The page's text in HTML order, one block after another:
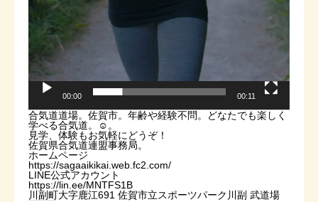
00:00 00:11
合気道道場。佐賀市。年齢や経験不問。どなたでも楽しく
学べる合気道。☺️。
見学、体験もお気軽にどうぞ！
佐賀県合気道連盟事務局。
ホームページ
https://sagaaikikai.web.fc2.com/
LINE公式アカウント
https://lin.ee/MNTFS1B
川副町大字鹿江691 佐賀市立スポーツパーク川副 武道場